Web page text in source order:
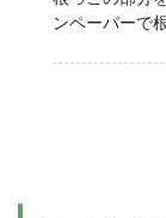
ンペーパーで